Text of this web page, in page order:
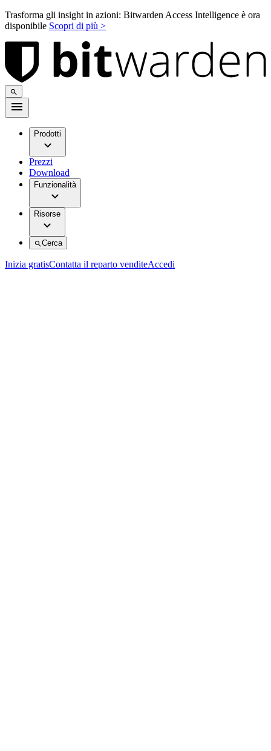
Trasforma gli insight in azioni: Bitwarden Access Intelligence è ora
disponibile Scopri di più >
Prodotti
Prezzi
Download
Funzionalità
Risorse
Cerca
Inizia gratisContatta il reparto venditeAccedi